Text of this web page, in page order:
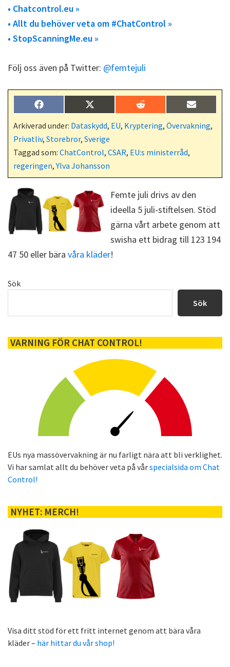
• Chatcontrol.eu »
• Allt du behöver veta om #ChatControl »
• StopScanningMe.eu »
Följ oss även på Twitter: @femtejuli
Dela
på
F
a
c
b
o
o
k
Dela
på
X
(
T
w
i
t
t
e
Dela
på
R
e
d
t
Dela
på
E
-
p
Arkiverad under: Dataskydd, EU, Kryptering, Övervakning,
Privatliv, Storebror, Sverige
Taggad som: ChatControl, CSAR, EU:s ministerråd,
regeringen,Ylva Johansson
Femte juli drivs av den
ideella 5 juli-stiftelsen. Stöd
gärna vårt arbete genom att
swisha ett bidrag till 123 194
47 50 eller bära våra kläder!
Primärt
Sök
Sök
VARNING FÖR CHAT CONTROL!
EUs nya massövervakning är nu farligt nära att bli verklighet.
Vi har samlat allt du behöver veta på vårspecialsida om Chat
Control!
NYHET: MERCH!
Visa ditt stöd för ett fritt internet genom att bära våra
kläder – här hittar du vår shop!